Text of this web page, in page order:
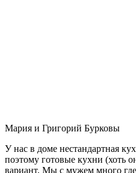
Мария и Григорий Бурковы
У нас в доме нестандартная
поэтому готовые кухни (хоть
вариант. Мы с мужем много